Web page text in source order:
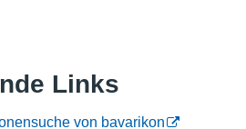
Links
von bavarikon